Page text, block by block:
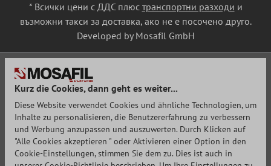
* Всички цени с ДДС плюс транспортни разходи и
възможни такси за доставка, ако не е посочено друго.
Developed by Mosafil GmbH
Kurz die Cookies, dann geht es weiter...
Diese Website verwendet Cookies und ähnliche Technologien, um
Inhalte zu personalisieren, die Benutzererfahrung zu verbessern
und Werbung anzupassen und auszuwerten. Durch Klicken auf
"Alle Cookies akzeptieren " oder Aktivieren einer Option in den
Cookie-Einstellungen, stimmen Sie dem zu. Dies ist auch in